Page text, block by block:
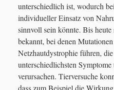
September 2017(6)
Mai 2017
(1)
April 2017(2)
März 2017(8)
Februar 2017(3)
unterschiedlich ist, wodurch
individueller Einsatz von
sinnvoll sein könnte. Bis
bekannt, bei denen
Netzhautdystrophie führen,
unterschiedlichsten
verursachen. Tierversuche
dass zum Beispiel die